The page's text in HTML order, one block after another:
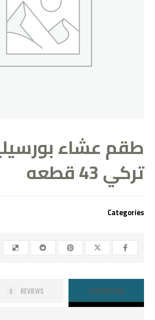
طقم عشاء
تركي 43 قطعه
Categories
DESCRIPTION
REVIEWS
0